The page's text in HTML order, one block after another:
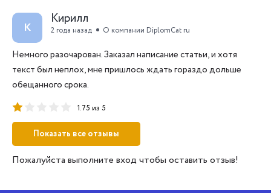
К
Кирилл
2 года назад О компании DiplomCat ru
1.75 из 5
Немного разочарован. Заказал написание статьи, и хотя
текст был неплох, мне пришлось ждать гораздо дольше
обещанного срока.
Показать все отзывы
Пожалуйста выполните вход чтобы оставить отзыв!